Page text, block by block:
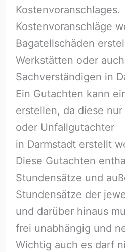
Kostenvoranschlages.
Kostenvoranschläge
Bagatellschäden
Werkstätten oder
Sachverständigen in
Ein Gutachten kann
erstellen, da diese
oder Unfallgutachter
in Darmstadt erstellt
Diese Gutachten
Stundensätze und
Stundensätze der
und darüber hinaus
frei unabhängig und
Wichtig auch es darf